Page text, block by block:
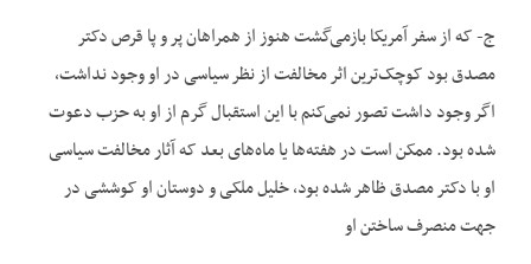
ج- که از سفر آمریکا بازمی‌گشت هنوز از همراهان پر و پا قرص دکتر
مصدق بود کوچک‌ترین اثر مخالفت از نظر سیاسی در او وجود نداشت،
اگر وجود داشت تصور نمی‌‌کنم با این استقبال گرم از او به حزب دعوت
شده بود. ممکن است در هفته‌ها یا ماه‌های بعد که آثار مخالفت سیاسی
او با دکتر مصدق ظاهر شده بود، خلیل ملکی و دوستان او کوششی در
جهت منصرف ساختن او